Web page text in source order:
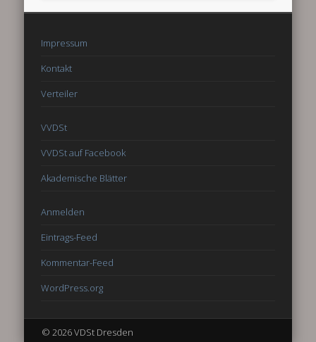
Impressum
Kontakt
Verteiler
VVDSt
VVDSt auf Facebook
Akademische Blätter
Anmelden
Eintrags-Feed
Kommentar-Feed
WordPress.org
© 2026 VDSt Dresden